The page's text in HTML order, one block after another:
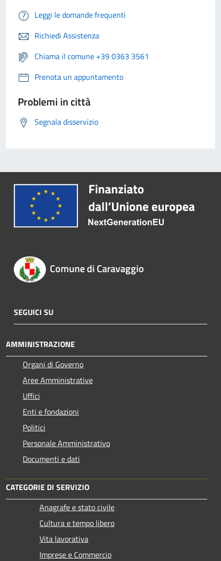
Leggi le domande frequenti
Richiedi Assistenza
Chiama il comune +39 0363 3561
Prenota un appuntamento
Problemi in città
Segnala disservizio
Comune di Caravaggio
SEGUICI SU
AMMINISTRAZIONE
Organi di Governo
Aree Amministrative
Uffici
Enti e fondazioni
Politici
Personale Amministrativo
Documenti e dati
CATEGORIE DI SERVIZIO
Anagrafe e stato civile
Cultura e tempo libero
Vita lavorativa
Imprese e Commercio